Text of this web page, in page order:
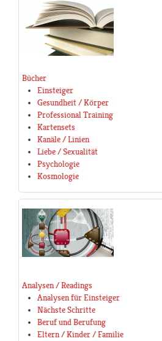
Bücher
Einsteiger
Gesundheit / Körper
Professional Training
Kartensets
Kanäle / Linien
Liebe / Sexualität
Psychologie
Kosmologie
Analysen / Readings
Analysen für Einsteiger
Nächste Schritte
Beruf und Berufung
Eltern / Kinder / Familie